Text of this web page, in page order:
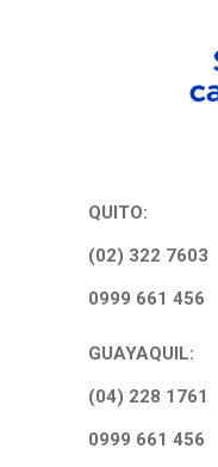
QUITO:
(02) 322 7603
0999 661 456
GUAYAQUIL:
(04) 228 1761
0999 661 456